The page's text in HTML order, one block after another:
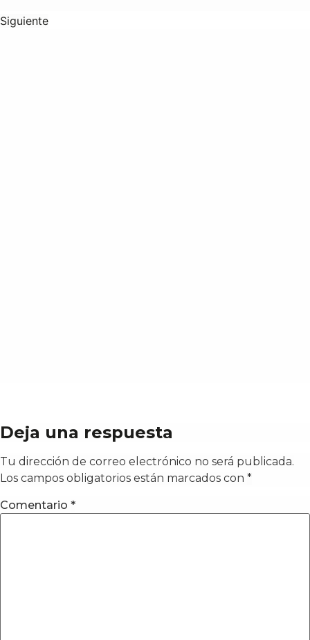
Siguiente
Deja una respuesta
Tu dirección de correo electrónico no será publicada.
Los campos obligatorios están marcados con *
Comentario *